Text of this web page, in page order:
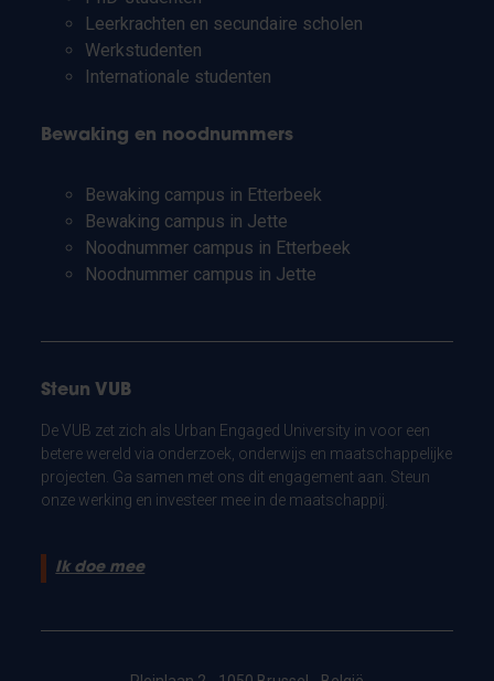
Leerkrachten en secundaire scholen
Werkstudenten
Internationale studenten
Bewaking en noodnummers
Bewaking campus in Etterbeek
Bewaking campus in Jette
Noodnummer campus in Etterbeek
Noodnummer campus in Jette
Steun VUB
De VUB zet zich als Urban Engaged University in voor een
betere wereld via onderzoek, onderwijs en maatschappelijke
projecten. Ga samen met ons dit engagement aan. Steun
onze werking en investeer mee in de maatschappij.
Ik doe mee